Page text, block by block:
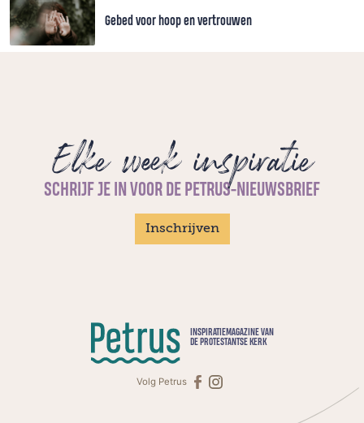
Gebed voor hoop en vertrouwen
Elke week inspiratie
SCHRIJF JE IN VOOR DE PETRUS-NIEUWSBRIEF
Inschrijven
INSPIRATIEMAGAZINE VAN
DE PROTESTANTSE KERK
Volg Petrus